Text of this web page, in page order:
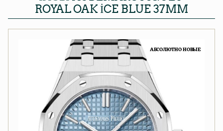
ROYAL OAK İCE BLUE 37MM
АБСОЛЮТНО НОВЫЕ